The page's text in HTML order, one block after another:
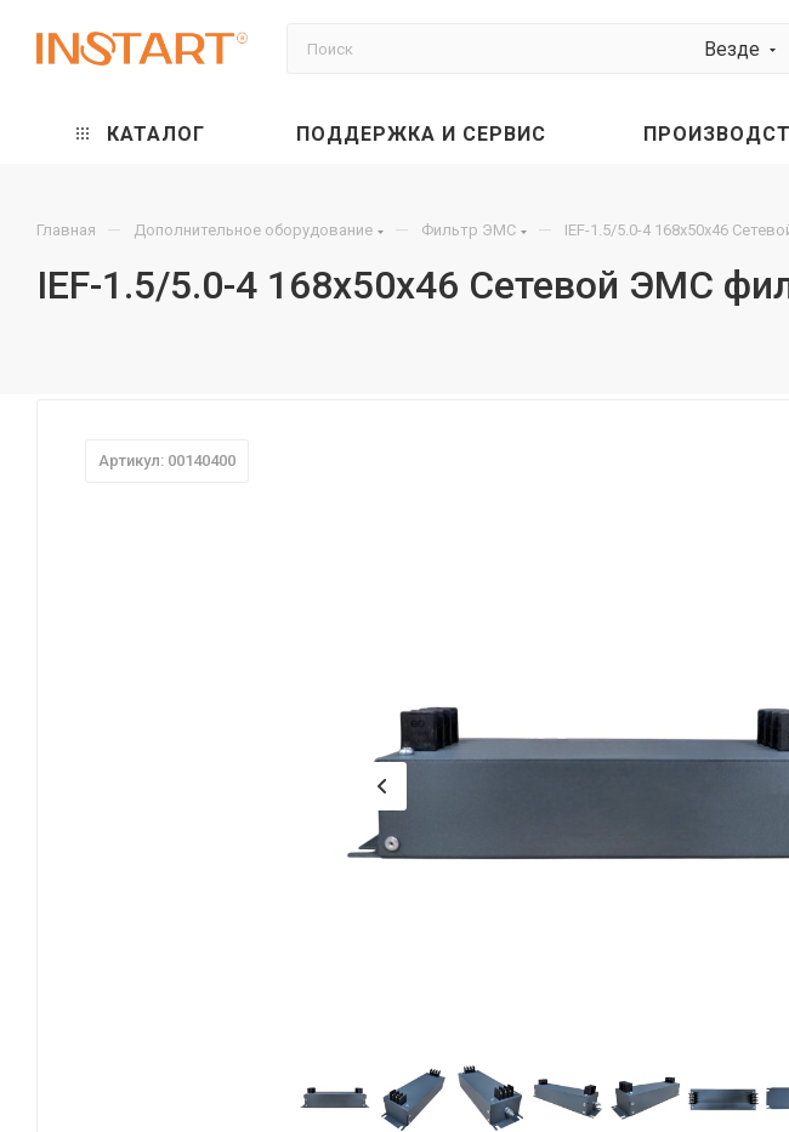
Везде
КАТАЛОГ ПОДДЕРЖКА И СЕРВИС
Главная — Дополнительное оборудование — Фильтр ЭМС — IEF-1.5/5.0-4 168x50x46
IEF-1.5/5.0-4 168x50x46 Сетевой ЭМС
Артикул: 00140400